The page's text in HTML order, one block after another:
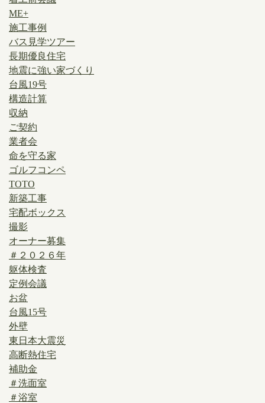
ME+
施工事例
バス見学ツアー
長期優良住宅
地震に強い家づくり
台風19号
構造計算
収納
ご契約
業者会
命を守る家
ゴルフコンペ
TOTO
新築工事
宅配ボックス
撮影
オーナー募集
＃２０２６年
躯体検査
定例会議
お盆
台風15号
外壁
東日本大震災
高断熱住宅
補助金
＃洗面室
＃浴室